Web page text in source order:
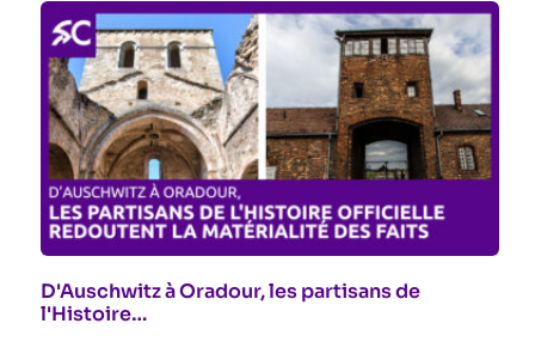
D'Auschwitz à Oradour, les partisans de
l'Histoire…